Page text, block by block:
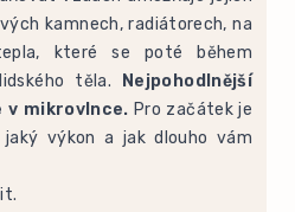
kamnech, radiátorech, na
které se poté během
těla. Nejpohodlnější
v mikrovlnce.Pro začátek je
výkon a jak dlouho vám